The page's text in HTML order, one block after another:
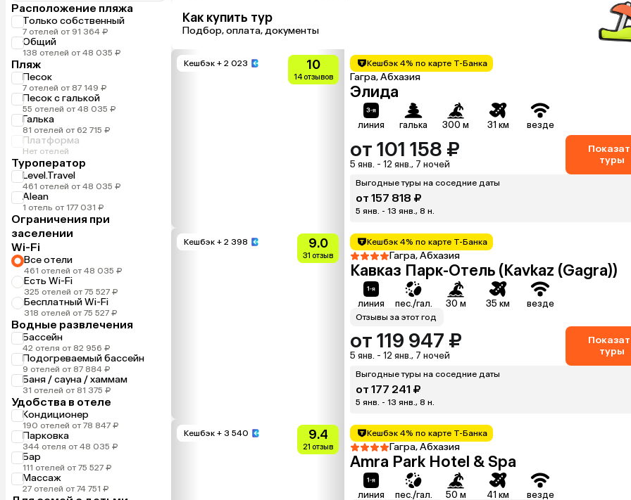
Расположение пляжа
Только собственный
7 отелей от 91 364 ₽
Общий
138 отелей от 48 035 ₽
Пляж
Песок
7 отелей от 87 149 ₽
Песок с галькой
55 отелей от 48 035 ₽
Галька
81 отелей от 62 715 ₽
Платформа
Нет отелей
Туроператор
Level.Travel
461 отелей от 48 035 ₽
Alean
1 отель от 177 031 ₽
Ограничения при
заселении
Wi-Fi
Все отели
461 отелей от 48 035 ₽
Есть Wi-Fi
325 отелей от 75 527 ₽
Бесплатный Wi-Fi
318 отелей от 75 527 ₽
Водные развлечения
Бассейн
42 отеля от 82 956 ₽
Подогреваемый бассейн
9 отелей от 87 884 ₽
Баня / сауна / хаммам
31 отелей от 81 375 ₽
Удобства в отеле
Кондиционер
190 отелей от 78 847 ₽
Парковка
344 отеля от 48 035 ₽
Бар
111 отелей от 75 527 ₽
Массаж
27 отелей от 74 751 ₽
Как купить тур
Подбор, оплата, документы
Кешбэк + 2 023 10
14 отзывов
Кешбэк 4% по карте Т-Банка
Гагра, Абхазия
Элида
линия галька 300 м 31 км везде
от 101 158 ₽
5 янв. - 12 янв., 7 ночей
туры
Выгодные туры на соседние даты
от 157 818 ₽
5 янв. - 13 янв., 8 н.
Кешбэк + 2 398 9.0
31 отзыв
Кешбэк 4% по карте Т-Банка
Гагра, Абхазия
Кавказ Парк-Отель (Kavkaz (Gagra))
линия пес./гал. 30 м 35 км везде
Отзывы за этот год
от 119 947 ₽
5 янв. - 12 янв., 7 ночей
туры
Выгодные туры на соседние даты
от 177 241 ₽
5 янв. - 13 янв., 8 н.
Кешбэк + 3 540 9.4
21 отзыв
Кешбэк 4% по карте Т-Банка
Гагра, Абхазия
Amra Park Hotel & Spa
линия пес./гал. 50 м 41 км везде